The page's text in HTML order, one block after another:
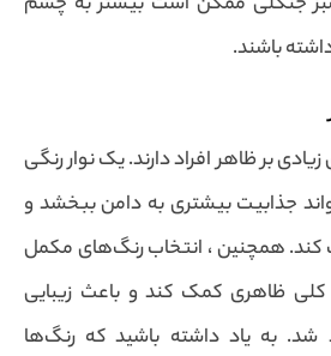
باشند.
زیادی بر ظاهر افراد دارند. یک نوار رنگی
جذابیت بیشتری به دامن ببخشد و
کند. همچنین ، انتخاب رنگ‌های مکمل
ظاهری کمک کند و باعث زیبایی
به یاد داشته باشید که رنگ‌ها